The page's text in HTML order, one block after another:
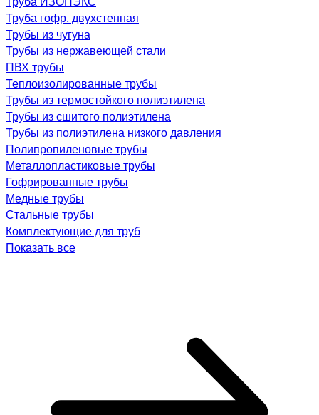
Труба гофр. двухстенная
Трубы из чугуна
Трубы из нержавеющей стали
ПВХ трубы
Теплоизолированные трубы
Трубы из термостойкого полиэтилена
Трубы из сшитого полиэтилена
Трубы из полиэтилена низкого давления
Полипропиленовые трубы
Металлопластиковые трубы
Гофрированные трубы
Медные трубы
Стальные трубы
Комплектующие для труб
Показать все